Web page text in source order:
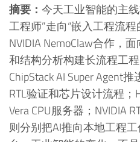
摘要： 今天工业智能的主
工程师”走向“嵌入工程流
NVIDIA NemoClaw合作，
和结构分析构建长流程工
ChipStack AI Super Agent
RTL验证和芯片设计流程；
Vera CPU服务器；NVIDIA
则分别把AI推向本地工程